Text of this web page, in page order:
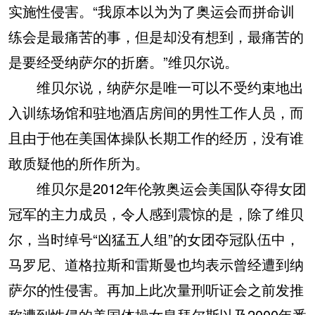
实施性侵害。“我原本以为为了奥运会而拼命训
练会是最痛苦的事，但是却没有想到，最痛苦的
是要经受纳萨尔的折磨。”维贝尔说。
维贝尔说，纳萨尔是唯一可以不受约束地出
入训练场馆和驻地酒店房间的男性工作人员，而
且由于他在美国体操队长期工作的经历，没有谁
敢质疑他的所作所为。
维贝尔是2012年伦敦奥运会美国队夺得女团
冠军的主力成员，令人感到震惊的是，除了维贝
尔，当时绰号“凶猛五人组”的女团夺冠队伍中，
马罗尼、道格拉斯和雷斯曼也均表示曾经遭到纳
萨尔的性侵害。再加上此次量刑听证会之前发推